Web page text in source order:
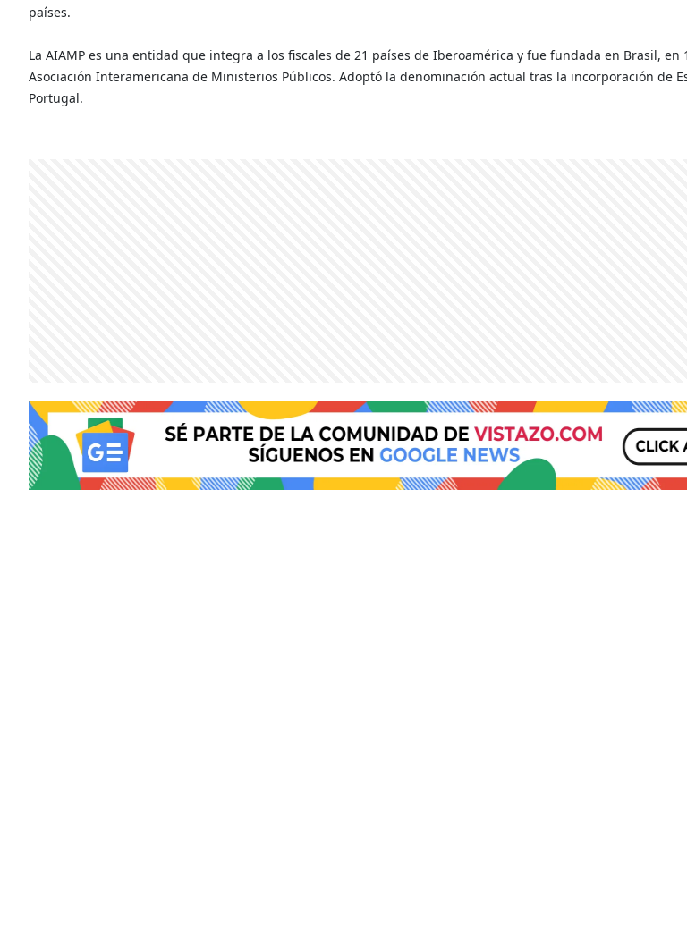
países.
La AIAMP es una entidad que integra a los fiscales de 21 países de Iberoamérica y fue fundada en Brasil, en
Asociación Interamericana de Ministerios Públicos. Adoptó la denominación actual tras la incorporación de
Portugal.